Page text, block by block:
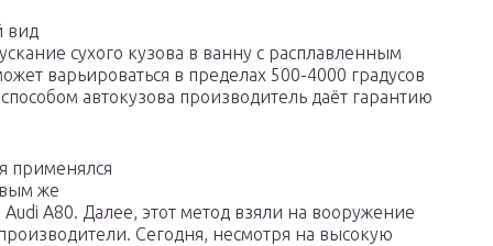
вид
сухого кузова в ванну с расплавленным
варьироваться в пределах 500-4000 градусов
автокузова производитель даёт гарантию
применялся
же
A80. Далее, этот метод взяли на вооружение
Сегодня, несмотря на высокую